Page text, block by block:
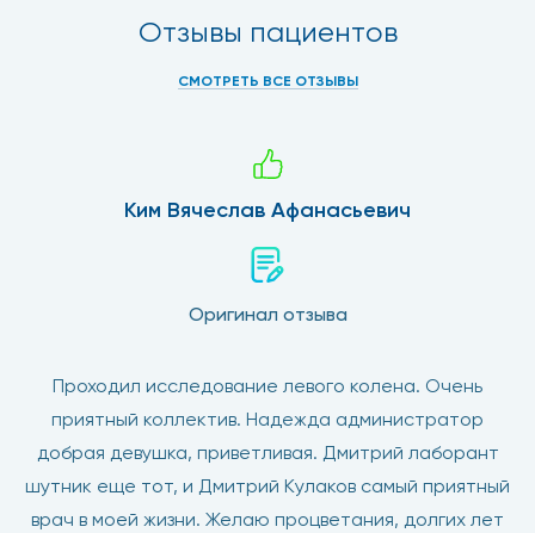
Отзывы пациентов
СМОТРЕТЬ ВСЕ ОТЗЫВЫ
Ким Вячеслав Афанасьевич
Оригинал отзыва
Проходил исследование левого колена. Очень
приятный коллектив. Надежда администратор
добрая девушка, приветливая. Дмитрий лаборант
шутник еще тот, и Дмитрий Кулаков самый приятный
врач в моей жизни. Желаю процветания, долгих лет